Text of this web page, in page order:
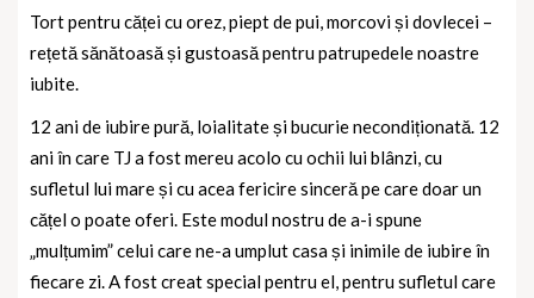
Tort pentru căței cu orez, piept de pui, morcovi și dovlecei –
rețetă sănătoasă și gustoasă pentru patrupedele noastre
iubite.
12 ani de iubire pură, loialitate și bucurie necondiționată. 12
ani în care TJ a fost mereu acolo cu ochii lui blânzi, cu
sufletul lui mare și cu acea fericire sinceră pe care doar un
cățel o poate oferi. Este modul nostru de a-i spune
„mulțumim” celui care ne-a umplut casa și inimile de iubire în
fiecare zi. A fost creat special pentru el, pentru sufletul care